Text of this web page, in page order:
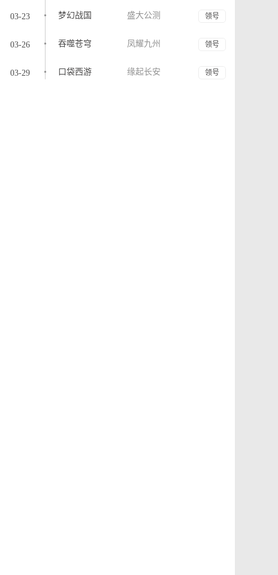
领号
03-23 梦幻战国 盛大公测
领号
03-26 吞噬苍穹 凤耀九州
领号
03-29 口袋西游 缘起长安